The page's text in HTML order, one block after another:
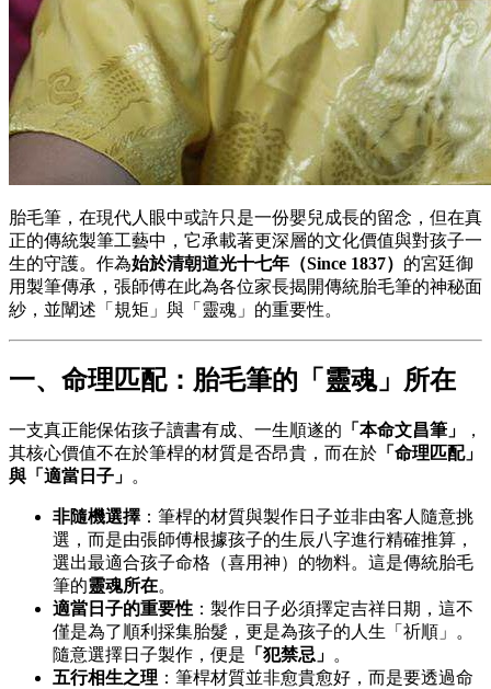
胎毛筆，在現代人眼中或許只是一份嬰兒成長的留念，但在真
正的傳統製筆工藝中，它承載著更深層的文化價值與對孩子一
生的守護。作為始於清朝道光十七年（Since 1837） 的宮廷御
用製筆傳承，張師傅在此為各位家長揭開傳統胎毛筆的神秘面
紗，並闡述「規矩」與「靈魂」的重要性。
一、命理匹配：胎毛筆的「靈魂」所在
一支真正能保佑孩子讀書有成、一生順遂的 「本命文昌筆」
，
其核心價值不在於筆桿的材質是否昂貴，而在於 「命理匹配」
與「適當日子」 。
非隨機選擇 ：筆桿的材質與製作日子並非由客人隨意挑
選，而是由張師傅根據孩子的生辰八字進行精確推算，
選出最適合孩子命格（喜用神）的物料。這是傳統胎毛
筆的靈魂所在。
適當日子的重要性 ：製作日子必須擇定吉祥日期，這不
僅是為了順利採集胎髮，更是為孩子的人生「祈順」。
隨意選擇日子製作，便是 「犯禁忌」 。
五行相生之理 ：筆桿材質並非愈貴愈好，而是要透過命